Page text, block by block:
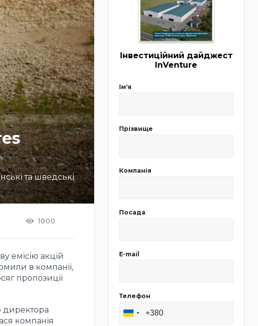
та шведські
1000
емісію акцій
в компанії,
пропозиції
директора
компанія
Інвестиційний дайджест
InVenture
Імʼя
Прізвище
Компанія
Посада
E-mail
Телефон